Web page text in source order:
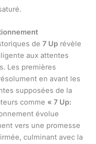
de 7 Up révèle
aux attentes
Les premières
en avant les
supposées de la
comme « 7 Up:
évolue
vers une promesse
culminant avec la